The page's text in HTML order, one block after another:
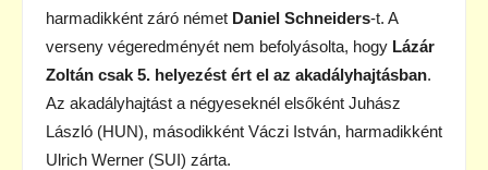
harmadikként záró német Daniel Schneiders-t. A
verseny végeredményét nem befolyásolta, hogy Lázár
Zoltán csak 5. helyezést ért el az akadályhajtásban.
Az akadályhajtást a négyeseknél elsőként Juhász
László (HUN), másodikként Váczi István, harmadikként
Ulrich Werner (SUI) zárta.